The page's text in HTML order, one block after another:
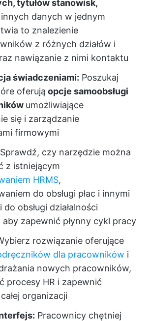
tytułów stanowisk,
innych danych w jednym
to znalezienie
z różnych działów i
nawiązanie z nimi kontaktu
świadczeniami: Poszukaj
oferują opcje samoobsługi
umożliwiające
się i zarządzanie
firmowymi
Sprawdź, czy narzędzie można
z istniejącym
HRMS,
do obsługi płac i innymi
obsługi działalności
aby zapewnić płynny cykl pracy
rozwiązanie oferujące
dla pracowników i
nowych pracowników,
procesy HR i zapewnić
organizacji
Pracownicy chętniej